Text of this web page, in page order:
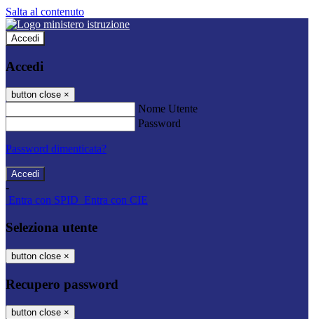
Salta al contenuto
Accedi
Accedi
button close ×
Nome Utente
Password
Password dimenticata?
-
Entra con SPID Entra con CIE
Seleziona utente
button close ×
Recupero password
button close ×